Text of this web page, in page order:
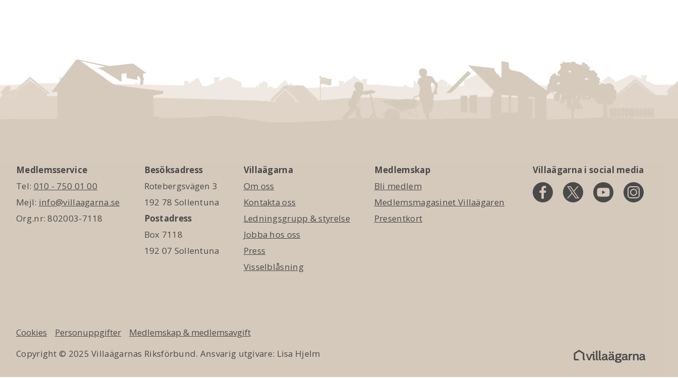
Medlemsservice
Tel: 010 - 750 01 00
Mejl: info@villaagarna.se
Org.nr: 802003-7118
Besöksadress
Rotebergsvägen 3
192 78 Sollentuna
Postadress
Box 7118
192 07 Sollentuna
Villaägarna
Om oss
Kontakta oss
Ledningsgrupp & styrelse
Jobba hos oss
Press
Visselblåsning
Medlemskap
Bli medlem
Medlemsmagasinet Villaägaren
Presentkort
Villaägarna i social media
Cookies Personuppgifter
Medlemskap & medlemsavgift
Copyright © 2025 Villaägarnas Riksförbund. Ansvarig utgivare: Lisa Hjelm